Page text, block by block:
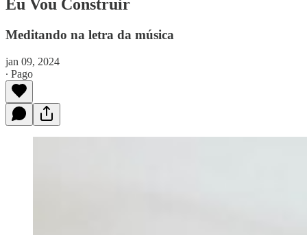
Eu Vou Construir
Meditando na letra da música
jan 09, 2024
∙ Pago